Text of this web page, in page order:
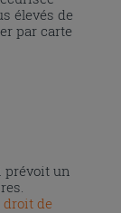
élevés de
par carte
prévoit un
droit de